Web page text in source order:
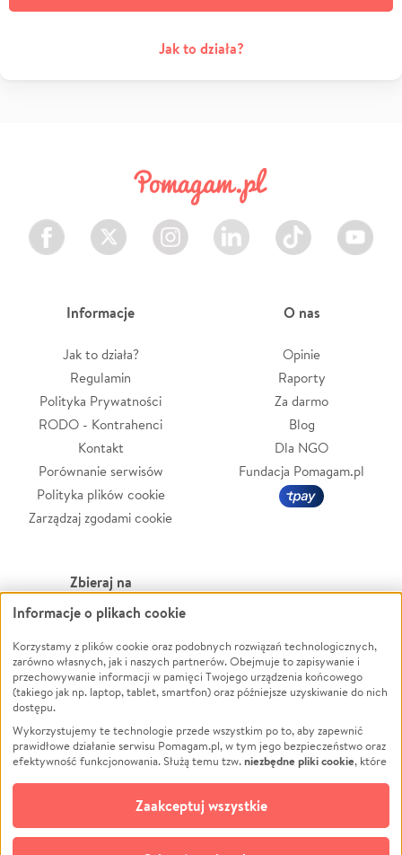
Jak to działa?
Facebook Twitter Instagram LinkedIn TikTok Youtube
Informacje
Jak to działa?
Regulamin
Polityka Prywatności
RODO - Kontrahenci
Kontakt
Porównanie serwisów
Polityka plików cookie
Zarządzaj zgodami cookie
O nas
Opinie
Raporty
Za darmo
Blog
Dla NGO
Fundacja Pomagam.pl
Zbieraj na
Leczenie
Zwierzęta
Pożar
Ukraina
Pomoc Finansowa
Projekty
Pogrzeb
Społeczność lokalna
Kultura
Powódź
Wichura
NGO
Edukacja
Podróż
Impreza
Ochrona środowiska
Biznes
Informacje o plikach cookie
Korzystamy z plików cookie oraz podobnych rozwiązań technologicznych,
zarówno własnych, jak i naszych partnerów. Obejmuje to zapisywanie i
przechowywanie informacji w pamięci Twojego urządzenia końcowego
(takiego jak np. laptop, tablet, smartfon) oraz późniejsze uzyskiwanie do nich
dostępu.
Wykorzystujemy te technologie przede wszystkim po to, aby zapewnić
prawidłowe działanie serwisu Pomagam.pl, w tym jego bezpieczeństwo oraz
efektywność funkcjonowania. Służą temu tzw.niezbędne pliki cookie, które
opcjonalnych plików cookie
technologii do celów analitycznych i retargetingowych. Możesz wyrazić
zgodę na ich stosowanie lub jej odmówić. W dowolnym momencie masz
możliwość zmiany swoich preferencji na stronie „Zarządzaj zgodami cookie”,
Zaakceptuj wszystkie